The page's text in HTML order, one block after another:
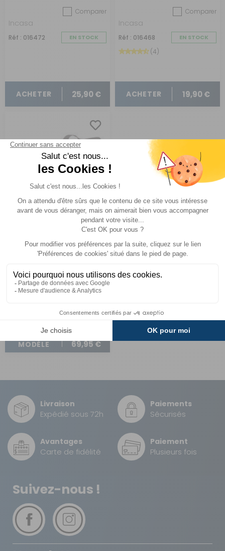
Comparer
Incasa
Réf : 016472 EN STOCK
ACHETER 25,90 €
Comparer
Incasa
Réf : 016468 EN STOCK
(4)
ACHETER 19,90 €
Sac de transport pour
Réf : P974172 EN STOCK
CHOISIR LE
MODÈLE
A partir de :
69,95 €
Livraison
Expédié sous 72h
Paiements
Sécurisés
Avantages
Carte de fidélité
Paiement
Plusieurs fois
Suivez-nous !